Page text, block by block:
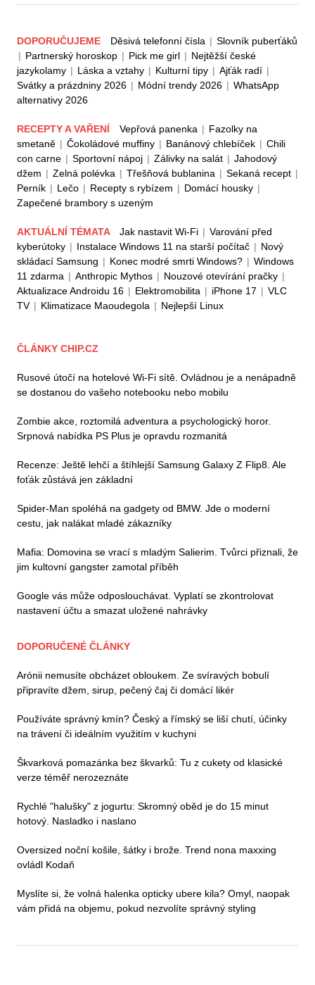
DOPORUČUJEME Děsivá telefonní čísla | Slovník puberťáků
| Partnerský horoskop | Pick me girl | Nejtěžší české
jazykolamy | Láska a vztahy | Kulturní tipy | Ajťák radí |
Svátky a prázdniny 2026 | Módní trendy 2026 | WhatsApp
alternativy 2026
RECEPTY A VAŘENÍ Vepřová panenka | Fazolky na
smetaně | Čokoládové muffiny | Banánový chlebíček | Chili
con carne | Sportovní nápoj | Zálivky na salát | Jahodový
džem | Zelná polévka | Třešňová bublanina | Sekaná recept |
Perník | Lečo | Recepty s rybízem | Domácí housky |
Zapečené brambory s uzeným
AKTUÁLNÍ TÉMATA Jak nastavit Wi-Fi | Varování před
kyberútoky | Instalace Windows 11 na starší počítač | Nový
skládací Samsung | Konec modré smrti Windows? | Windows
11 zdarma | Anthropic Mythos | Nouzové otevírání pračky |
Aktualizace Androidu 16 | Elektromobilita | iPhone 17 | VLC
TV | Klimatizace Maoudegola | Nejlepší Linux
ČLÁNKY CHIP.CZ
Rusové útočí na hotelové Wi-Fi sítě. Ovládnou je a nenápadně
se dostanou do vašeho notebooku nebo mobilu
Zombie akce, roztomilá adventura a psychologický horor.
Srpnová nabídka PS Plus je opravdu rozmanitá
Recenze: Ještě lehčí a štíhlejší Samsung Galaxy Z Flip8. Ale
foťák zůstává jen základní
Spider-Man spoléhá na gadgety od BMW. Jde o moderní
cestu, jak nalákat mladé zákazníky
Mafia: Domovina se vrací s mladým Salierim. Tvůrci přiznali, že
jim kultovní gangster zamotal příběh
Google vás může odposlouchávat. Vyplatí se zkontrolovat
nastavení účtu a smazat uložené nahrávky
DOPORUČENÉ ČLÁNKY
Arónii nemusíte obcházet obloukem. Ze svíravých bobulí
připravíte džem, sirup, pečený čaj či domácí likér
Používáte správný kmín? Český a římský se liší chutí, účinky
na trávení či ideálním využitím v kuchyni
Škvarková pomazánka bez škvarků: Tu z cukety od klasické
verze téměř nerozeznáte
Rychlé "halušky" z jogurtu: Skromný oběd je do 15 minut
hotový. Nasladko i naslano
Oversized noční košile, šátky i brože. Trend nona maxxing
ovládl Kodaň
Myslíte si, že volná halenka opticky ubere kila? Omyl, naopak
vám přidá na objemu, pokud nezvolíte správný styling